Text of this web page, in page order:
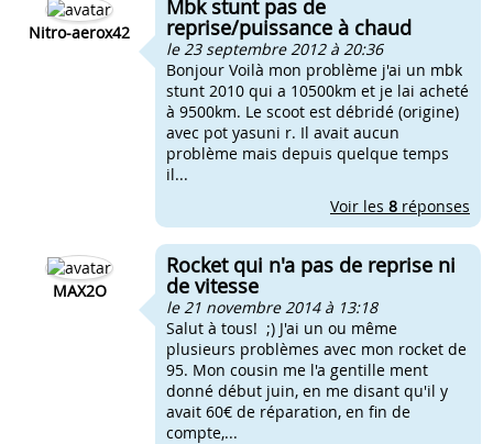
Nitro-aerox42
Mbk stunt pas de
reprise/puissance à chaud
le 23 septembre 2012 à 20:36
Bonjour Voilà mon problème j'ai un mbk
stunt 2010 qui a 10500km et je lai acheté
à 9500km. Le scoot est débridé (origine)
avec pot yasuni r. Il avait aucun
problème mais depuis quelque temps
il...
Voir les 8 réponses
MAX2O
Rocket qui n'a pas de reprise ni
de vitesse
le 21 novembre 2014 à 13:18
Salut à tous! ;) J'ai un ou même
plusieurs problèmes avec mon rocket de
95. Mon cousin me l'a gentille ment
donné début juin, en me disant qu'il y
avait 60€ de réparation, en fin de
compte,...